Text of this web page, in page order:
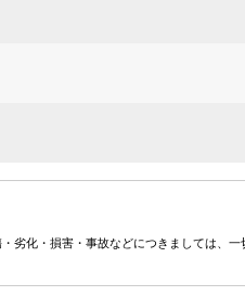
劣化・損害・事故などにつきましては、一